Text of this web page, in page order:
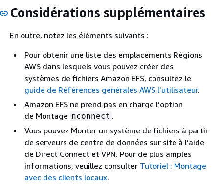
Considérations supplémentaires
En outre, notez les éléments suivants :
Pour obtenir une liste des emplacements Régions
AWS dans lesquels vous pouvez créer des
systèmes de fichiers Amazon EFS, consultez le
guide de Références générales AWS l'utilisateur.
Amazon EFS ne prend pas en charge l’option
de Montage nconnect .
Vous pouvez Monter un système de fichiers à partir
de serveurs de centre de données sur site à l’aide
de Direct Connect et VPN. Pour de plus amples
informations, veuillez consulter Tutoriel : Montage
avec des clients locaux.